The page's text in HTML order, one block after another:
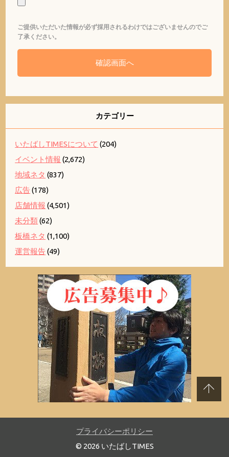
ご提供いただいた情報が必ず採用されるわけではございませんのでご
了承ください。
カテゴリー
いたばしTIMESについて (204)
イベント情報 (2,672)
地域ネタ (837)
広告(178)
店舗情報 (4,501)
未分類(62)
板橋ネタ (1,100)
運営報告(49)
プライバシーポリシー
© 2026 いたばしTIMES